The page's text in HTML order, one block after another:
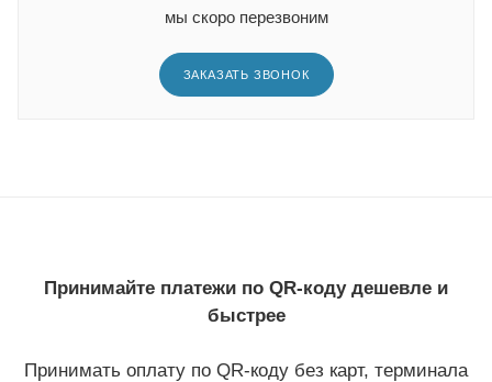
мы скоро перезвоним
ЗАКАЗАТЬ ЗВОНОК
Принимайте платежи по QR-коду дешевле и
быстрее
Принимать оплату по QR-коду без карт, терминала